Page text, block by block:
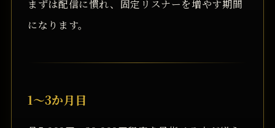
まずは配信に慣れ、固定リスナーを増やす期間
になります。
1〜3か月目